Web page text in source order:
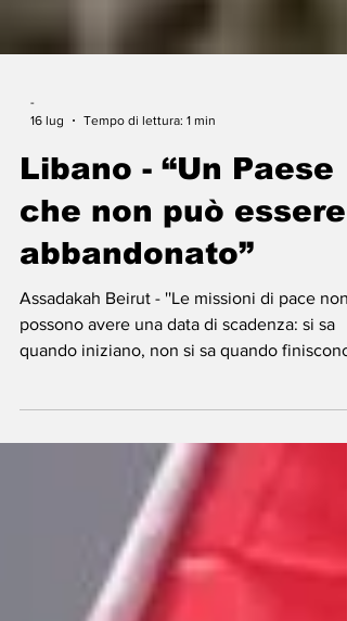
-
16 lug
Tempo di lettura: 1 min
Libano - “Un Paese
che non può essere
abbandonato”
Tutte le volte che abbiamo abbandonato
frettolosamente un Paese, alla fine
pagato. Vedi la Somalia, vedi l'Afghanistan,
vedi in un certo qual modo l'Iraq, dove
comunque ci siamo ma con un contingente
molto ridotto. Mentre se si osservano la ex
Jugoslavia e il Kosovo, dove oggi è